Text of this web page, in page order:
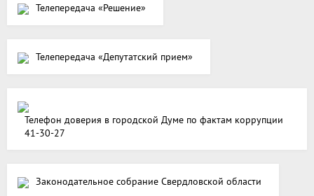
Телепередача «Решение»
Телепередача «Депутатский прием»
Телефон доверия в городской Думе по фактам коррупции
41-30-27
Законодательное собрание Свердловской области